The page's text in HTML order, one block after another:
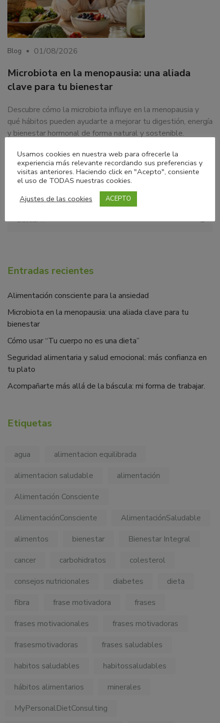
Blog 01/08/2026
Microbiota en la menopausia: una aliada
clave para tu bienestar
Descubre cómo la microbiota influye en la menopausia y
qué hábitos pueden ayudarte a mejorar tu digestión, energía
y bienestar hormonal de forma natural y sostenible.
Entradas recientes
Alimentación consciente para la ansiedad
Microbiota en la menopausia: una aliada clave para tu
bienestar
Cómo usar “Tu cuerpo no es una dieta”
Seguridad alimentaria y salud emocional: más confianza en
tu plato
Acompañarte más allá de la báscula: mi forma de trabajar.
Etiquetas
agua
alimentacion equilibrada
alimentacion saludable
alimentación
Alimentación Consciente
AlimentaciónConsciente
AlimentaciónSaludable
alimentos
bienestar
Bienestar Integral
cancer
carbohidratos
colesterol
consejos nutricionales
diabetes
dieta
fibra
frase motivadora
frases
frases motivacionales
frases motivadoras
frasesmotivadoras
frases saludables
habitos saludables
habitossaludables
hábitos alimentarios
minerales
MyPersonalDietConsulting
Usamos cookies en nuestra web para ofrecerle la
experiencia más relevante recordando sus preferencias y
visitas anteriores. Haciendo click en "Acepto", consiente
el uso de TODAS nuestras cookies.
Ajustes de las cookies
ACEPTO